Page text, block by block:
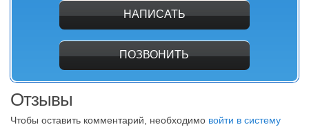
НАПИСАТЬ
ПОЗВОНИТЬ
Отзывы
Чтобы оставить комментарий, необходимо войти в систему